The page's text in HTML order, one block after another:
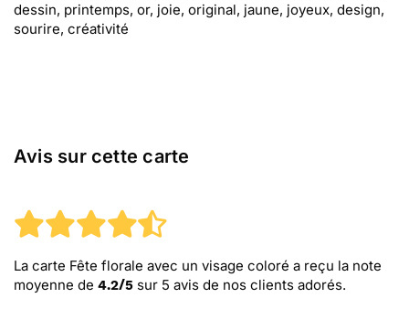
dessin, printemps, or, joie, original, jaune, joyeux, design,
sourire, créativité
Avis sur cette carte
La carte Fête florale avec un visage coloré a reçu la note
moyenne de 4.2/5 sur 5 avis de nos clients adorés.